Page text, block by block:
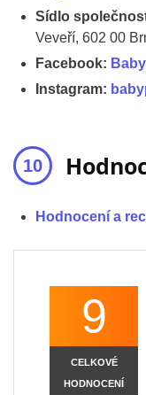
Sídlo
Veveří, 602 00
Facebook:
Instagram:
Hodnocení a
9
CELKOVÉ
HODNOCENÍ